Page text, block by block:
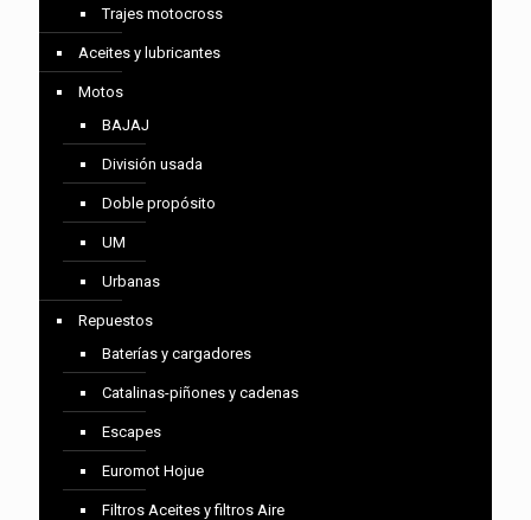
Trajes motocross
Aceites y lubricantes
Motos
BAJAJ
División usada
Doble propósito
UM
Urbanas
Repuestos
Baterías y cargadores
Catalinas-piñones y cadenas
Escapes
Euromot Hojue
Filtros Aceites y filtros Aire